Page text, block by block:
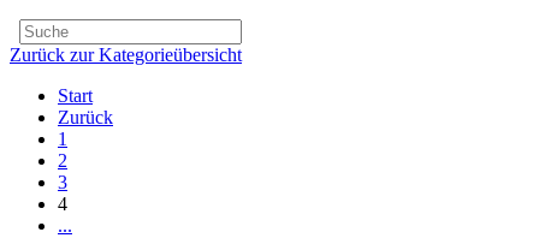
Zurück zur Kategorieübersicht
Start
Zurück
1
2
3
4
...